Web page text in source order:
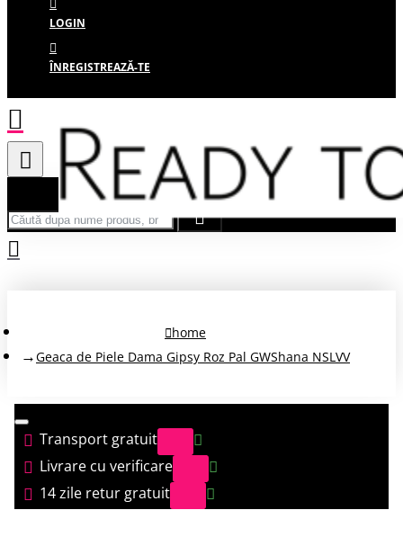
LOGIN
ÎNREGISTREAZĂ-TE
Căută după nume produs, brand...
home
Geaca de Piele Dama Gipsy Roz Pal GWShana NSLVV
Transport gratuit
Livrare cu verificare
14 zile retur gratuit